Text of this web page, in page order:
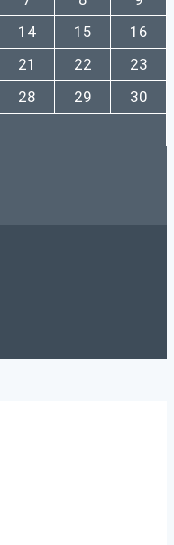
14 15
16
21 22
23
28 29
30